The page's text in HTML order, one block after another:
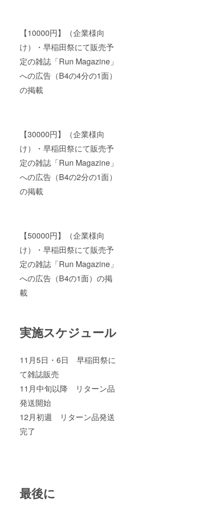
【10000円】（企業様向
け）・早稲田祭にて販売予
定の雑誌「Run Magazine」
への広告（B4の4分の1面）
の掲載
【30000円】（企業様向
け）・早稲田祭にて販売予
定の雑誌「Run Magazine」
への広告（B4の2分の1面）
の掲載
【50000円】（企業様向
け）・早稲田祭にて販売予
定の雑誌「Run Magazine」
への広告（B4の1面）の掲
載
実施スケジュール
11月5日・6日 早稲田祭に
て雑誌販売
11月中旬以降 リターン品
発送開始
12月初週 リターン品発送
完了
最後に